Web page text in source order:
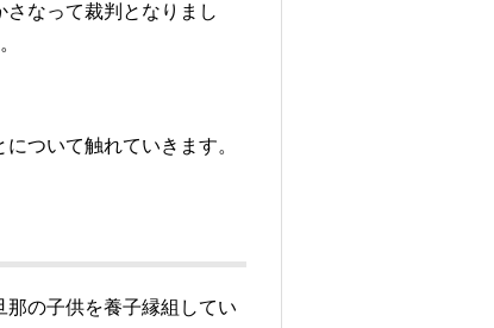
なって裁判となりまし
ついて触れていきます。
の子供を養子縁組してい